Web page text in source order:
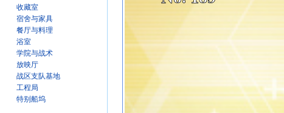
收藏室
宿舍与家具
餐厅与料理
浴室
学院与战术
放映厅
战区支队基地
工程局
特别船坞